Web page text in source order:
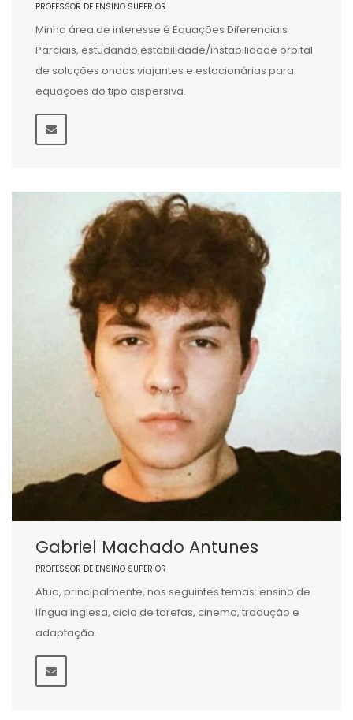
PROFESSOR DE ENSINO SUPERIOR
Minha área de interesse é Equações Diferenciais
Parciais, estudando estabilidade/instabilidade orbital
de soluções ondas viajantes e estacionárias para
equações do tipo dispersiva.
Gabriel Machado Antunes
PROFESSOR DE ENSINO SUPERIOR
Atua, principalmente, nos seguintes temas: ensino de
língua inglesa, ciclo de tarefas, cinema, tradução e
adaptação.